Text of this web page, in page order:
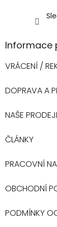
Informace
VRÁCENÍ /
DOPRAVA A
NAŠE
ČLÁNKY
PRACOVNÍ
OBCHODNÍ
PODMÍNKY